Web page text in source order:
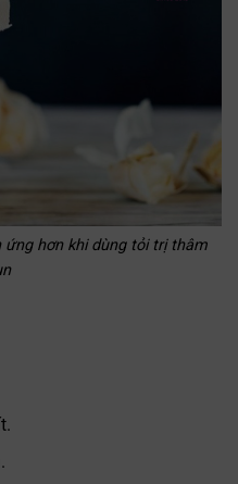
hơn khi dùng tỏi trị thâm